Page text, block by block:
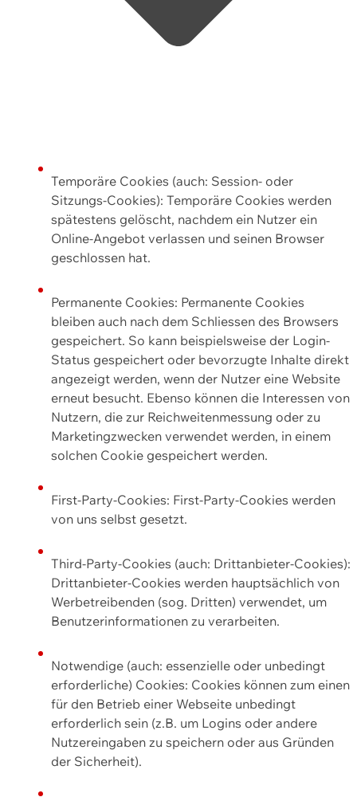
Temporäre Cookies (auch: Session- oder
Sitzungs-Cookies): Temporäre Cookies werden
spätestens gelöscht, nachdem ein Nutzer ein
Online-Angebot verlassen und seinen Browser
geschlossen hat.
Permanente Cookies: Permanente Cookies
bleiben auch nach dem Schliessen des Browsers
gespeichert. So kann beispielsweise der Login-
Status gespeichert oder bevorzugte Inhalte direkt
angezeigt werden, wenn der Nutzer eine Website
erneut besucht. Ebenso können die Interessen von
Nutzern, die zur Reichweitenmessung oder zu
Marketingzwecken verwendet werden, in einem
solchen Cookie gespeichert werden.
First-Party-Cookies: First-Party-Cookies werden
von uns selbst gesetzt.
Third-Party-Cookies (auch: Drittanbieter-Cookies):
Drittanbieter-Cookies werden hauptsächlich von
Werbetreibenden (sog. Dritten) verwendet, um
Benutzerinformationen zu verarbeiten.
Notwendige (auch: essenzielle oder unbedingt
erforderliche) Cookies: Cookies können zum einen
für den Betrieb einer Webseite unbedingt
erforderlich sein (z.B. um Logins oder andere
Nutzereingaben zu speichern oder aus Gründen
der Sicherheit).